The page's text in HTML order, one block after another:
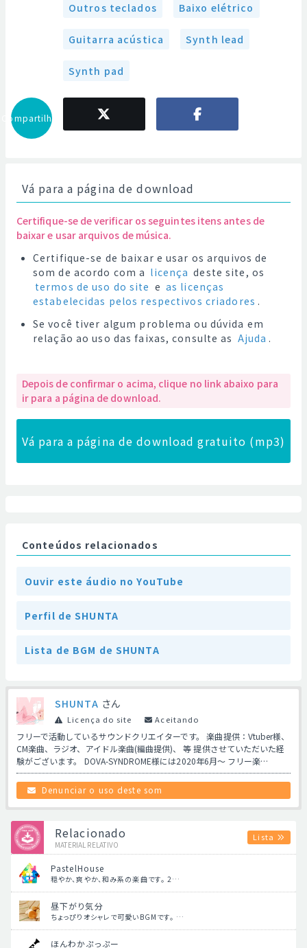
Outros teclados Baixo elétrico
Guitarra acústica Synth lead
Synth pad
Compartilhar
Vá para a página de download
Certifique-se de verificar os seguintes itens antes de
baixar e usar arquivos de música.
Certifique-se de baixar e usar os arquivos de
som de acordo com a licença deste site, os
termos de uso do site e as licenças
estabelecidas pelos respectivos criadores .
Se você tiver algum problema ou dúvida em
relação ao uso das faixas, consulte as Ajuda .
Depois de confirmar o acima, clique no link abaixo para
ir para a página de download.
Vá para a página de download gratuito (mp3)
Conteúdos relacionados
Ouvir este áudio no YouTube
Perfil de SHUNTA
Lista de BGM de SHUNTA
SHUNTA さん
Licença do site Aceitando
フリーで活動しているサウンドクリエイターです。 楽曲提供：Vtuber様、
CM楽曲、ラジオ、アイドル楽曲(編曲提供)、 等 提供させていただいた経
験がございます。 DOVA-SYNDROME様には2020年6月〜 フリー楽…
Denunciar o uso deste som
Relacionado
MATERIAL RELATIVO
Lista
PastelHouse
穏やか、爽やか、和み系の楽曲です。 2…
昼下がり気分
ちょっぴりオシャレで可愛いBGMです。 …
ほんわかぷっぷー